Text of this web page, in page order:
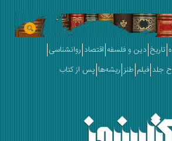
دین و فلسفه اقتصاد روانشناسی
فیلم طنز ریشه‌ها پس از کتاب